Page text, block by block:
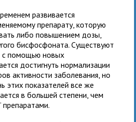
развивается
препарату, которую
либо повышением дозы,
бисфосфоната. Существуют
с помощью новых
достигнуть нормализации
активности заболевания, но
этих показателей все же
в большей степени, чем
препаратами.